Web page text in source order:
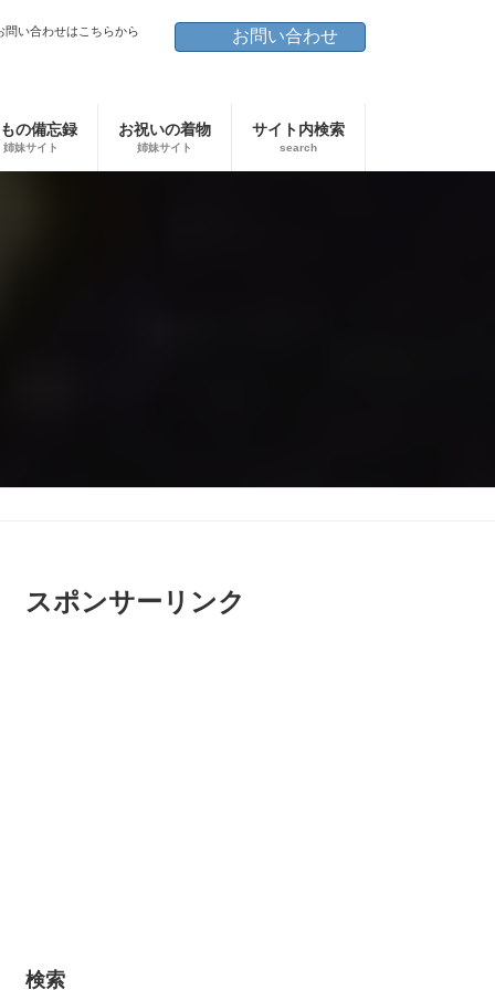
問い合わせはこちらから お問い合わせ
の備忘録
姉妹サイト
お祝いの着物
姉妹サイト
サイト内検索
search
スポンサーリンク
検索